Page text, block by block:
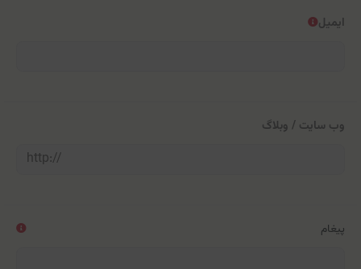
ایمیل
وب سایت / وبلاگ
پیغام